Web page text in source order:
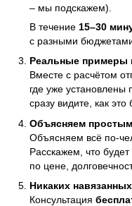
– мы подскажем).
В течение 15–30
с разными
Реальные примеры
Вместе с расчётом
где уже
сразу видите, как
Объясняем
Объясняем всё по-
Расскажем, что
по цене,
Никаких
Консультация